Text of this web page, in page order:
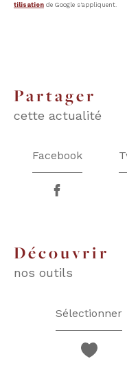
tilisation de Google s'appliquent.
partager
cette actualité
Facebook
découvrir
nos outils
Sélectionner